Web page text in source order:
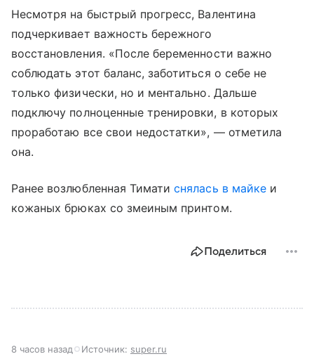
Несмотря на быстрый прогресс, Валентина
подчеркивает важность бережного
восстановления. «После беременности важно
соблюдать этот баланс, заботиться о себе не
только физически, но и ментально. Дальше
подключу полноценные тренировки, в которых
проработаю все свои недостатки», — отметила
она.
Ранее возлюбленная Тиматиснялась в майкеи
кожаных брюках со змеиным принтом.
Поделиться
8 часов назад Источник: super.ru